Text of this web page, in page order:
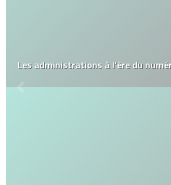
Les administrations à l’ère du